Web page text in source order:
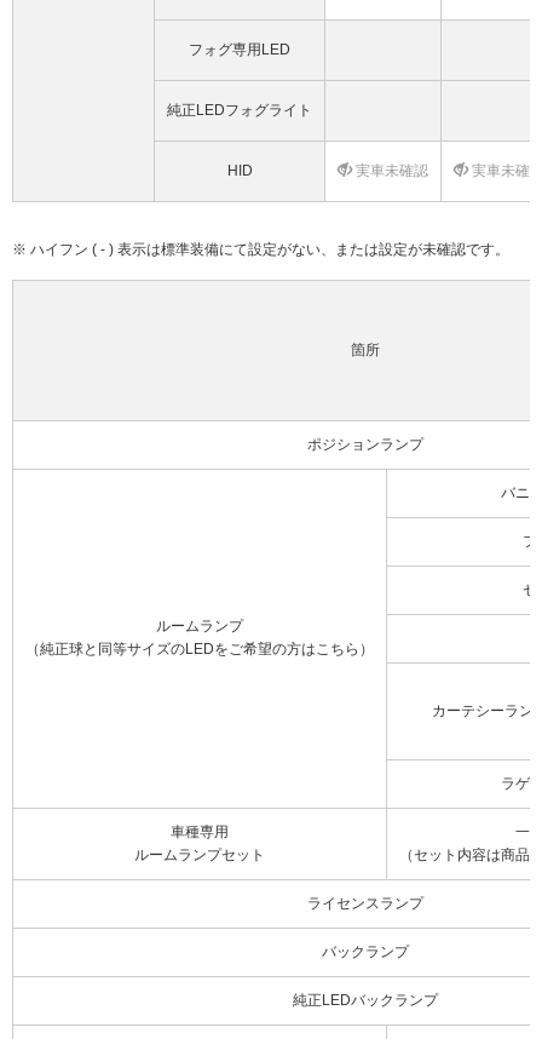
フォグ専用LED
純正LEDフォグライト
HID 実車未確認 実車未確
※ ハイフン ( - ) 表示は標準装備にて設定がない、または設定が未確認です。
箇所
ポジションランプ
ルームランプ
（純正球と同等サイズのLEDをご希望の方はこちら）
バニ
フ
セ
カーテシーラン
ラゲ
車種専用
ルームランプセット
一
（セット内容は商品
ライセンスランプ
バックランプ
純正LEDバックランプ